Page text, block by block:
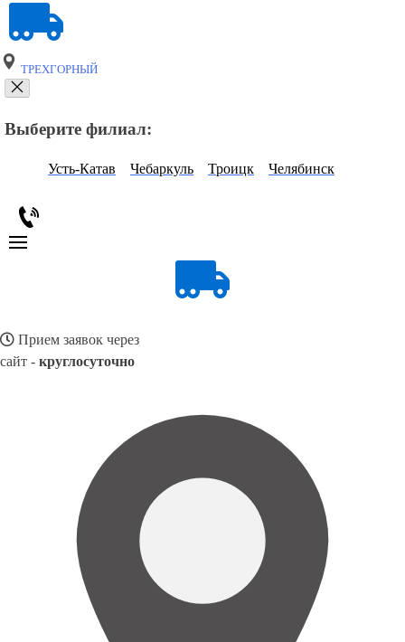
ТРЕХГОРНЫЙ
Выберите филиал:
Усть-Катав Чебаркуль Троицк Челябинск
Прием заявок через
сайт - круглосуточно